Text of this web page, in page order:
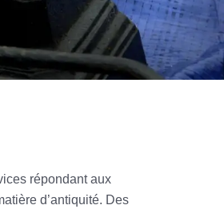
répondant aux
d’antiquité. Des